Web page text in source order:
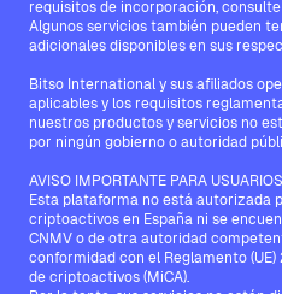
requisitos de incorporación,
Algunos servicios también pueden
adicionales disponibles en sus
Bitso International y sus afiliados
aplicables y los requisitos
nuestros productos y servicios no
por ningún gobierno o autoridad
AVISO IMPORTANTE PARA
Esta plataforma no está autorizada
criptoactivos en España ni se
CNMV o de otra autoridad
conformidad con el Reglamento
de criptoactivos (MiCA).